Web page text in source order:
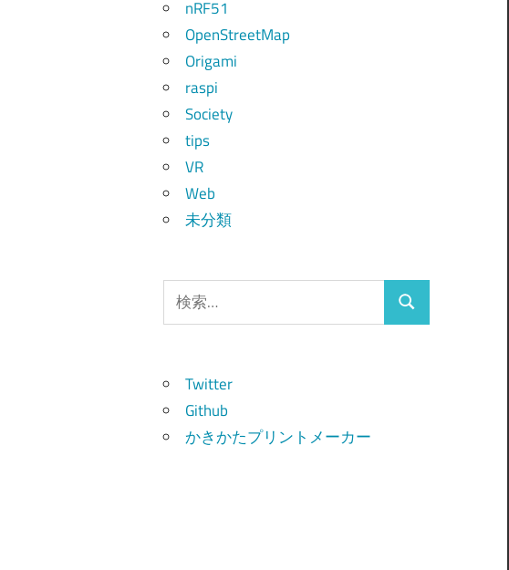
nRF51
OpenStreetMap
Origami
raspi
Society
tips
VR
Web
未分類
索:
検
Twitter
Github
かきかたプリントメーカー